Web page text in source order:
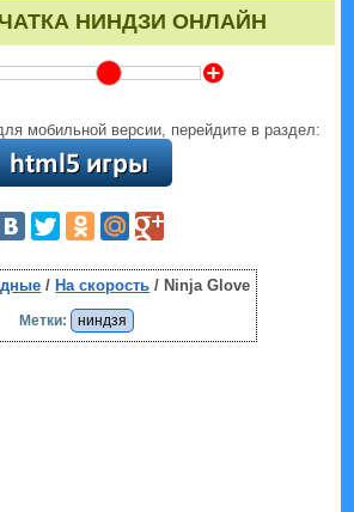
НИНДЗИ ОНЛАЙН
Z
мобильной версии, перейдите в раздел:
/ На скорость / Ninja Glove
Метки: ниндзя